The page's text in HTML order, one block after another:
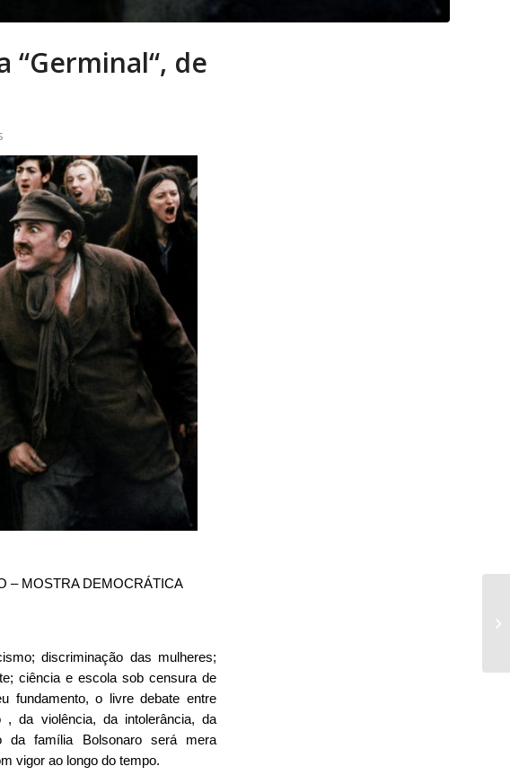
“Germinal“, de
– MOSTRA DEMOCRÁTICA
discriminação das mulheres;
ciência e escola sob censura de
fundamento, o livre debate entre
, da violência, da intolerância, da
da família Bolsonaro será mera
vigor ao longo do tempo.